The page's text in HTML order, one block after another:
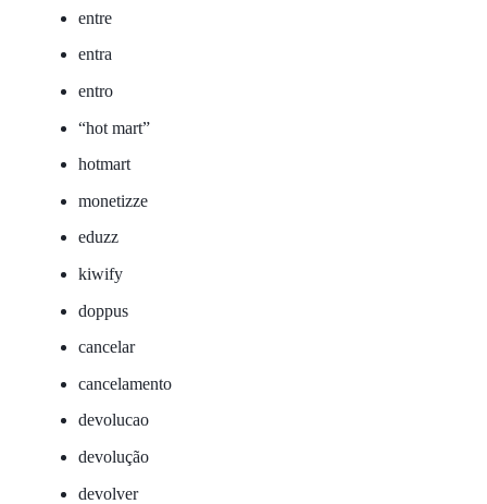
entre
entra
entro
“hot mart”
hotmart
monetizze
eduzz
kiwify
doppus
cancelar
cancelamento
devolucao
devolução
devolver